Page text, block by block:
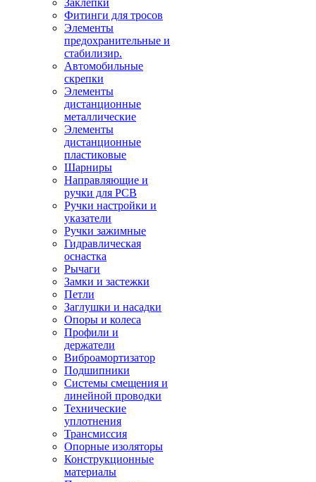
Заклепки
Фитинги для тросов
Элементы
предохранительные и
стабилизир.
Автомобильные
скрепки
Элементы
дистанционные
металлические
Элементы
дистанционные
пластиковые
Шарниры
Направляющие и
ручки для PCB
Ручки настройки и
указатели
Ручки зажимные
Гидравлическая
оснастка
Рычаги
Замки и застежки
Петли
Заглушки и насадки
Опоры и колеса
Профили и
держатели
Виброамортизатор
Подшипники
Системы смещения и
линейной проводки
Технические
уплотнения
Трансмиссия
Опорные изоляторы
Конструкционные
материалы